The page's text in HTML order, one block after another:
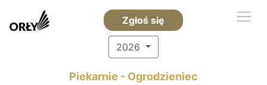
Zgłoś się
2026
Piekarnie - Ogrodzieniec